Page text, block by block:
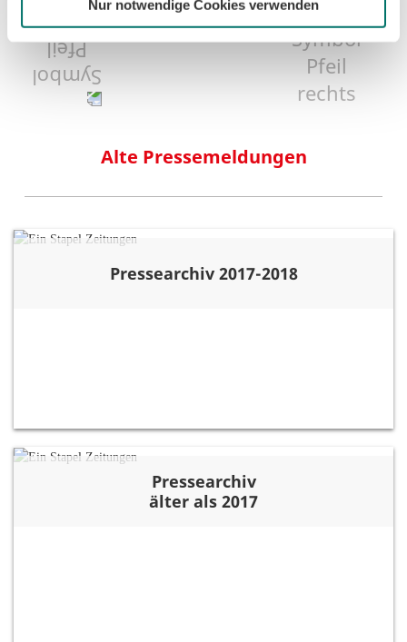
Nur notwendige Cookies verwenden
1 24 25 26 38
Alte Pressemeldungen
Pressearchiv 2017-2018
Pressearchiv
älter als 2017